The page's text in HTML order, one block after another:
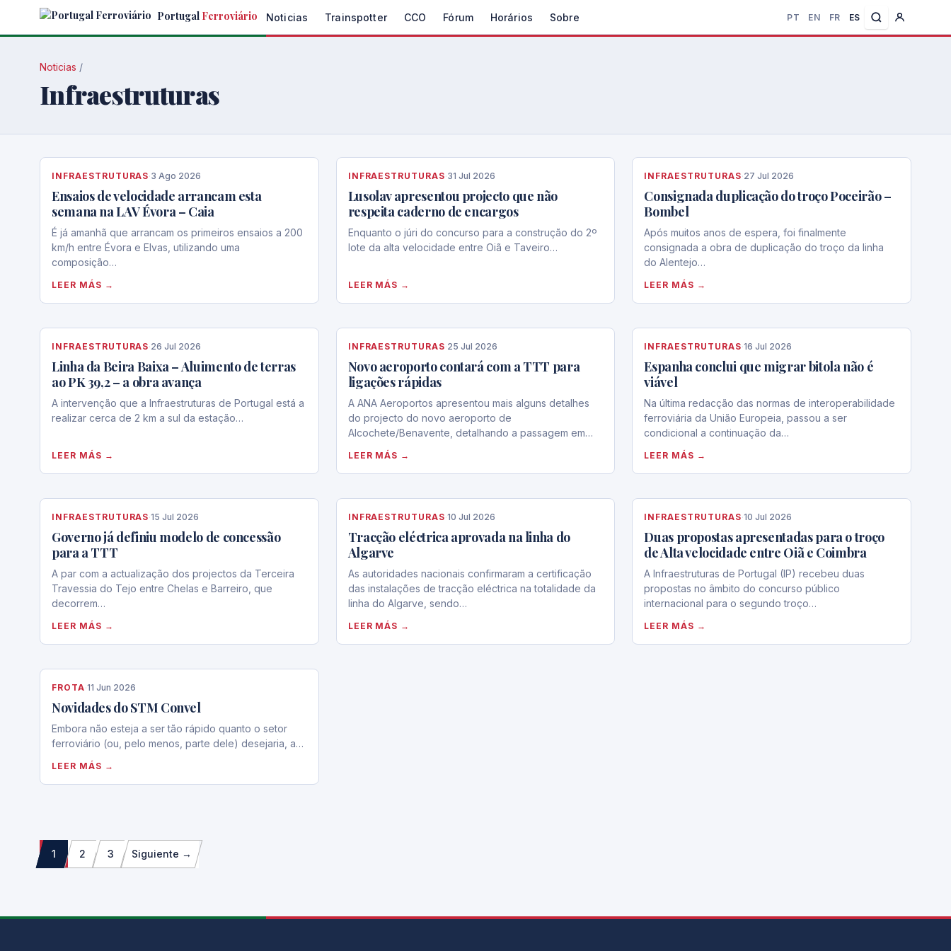
content
Portugal Ferroviário Noticias Trainspotter CCO Fórum Horários Sobre PT EN FR ES
Noticias /
Infraestruturas
INFRAESTRUTURAS·3 Ago 2026
Ensaios de velocidade arrancam esta
semana na LAV Évora – Caia
É já amanhã que arrancam os primeiros ensaios a 200
km/h entre Évora e Elvas, utilizando uma
composição…
LEER MÁS →
INFRAESTRUTURAS·31 Jul 2026
Lusolav apresentou projecto que não
respeita caderno de encargos
Enquanto o júri do concurso para a construção do 2º
lote da alta velocidade entre Oiã e Taveiro…
LEER MÁS →
INFRAESTRUTURAS·27 Jul 2026
Consignada duplicação do troço Poceirão –
Bombel
Após muitos anos de espera, foi finalmente
consignada a obra de duplicação do troço da linha
do Alentejo…
LEER MÁS →
INFRAESTRUTURAS·26 Jul 2026
Linha da Beira Baixa – Aluimento de terras
ao PK 39,2 – a obra avança
A intervenção que a Infraestruturas de Portugal está a
realizar cerca de 2 km a sul da estação…
LEER MÁS →
INFRAESTRUTURAS·25 Jul 2026
Novo aeroporto contará com a TTT para
ligações rápidas
A ANA Aeroportos apresentou mais alguns detalhes
do projecto do novo aeroporto de
Alcochete/Benavente, detalhando a passagem em…
LEER MÁS →
INFRAESTRUTURAS·16 Jul 2026
Espanha conclui que migrar bitola não é
viável
Na última redacção das normas de interoperabilidade
ferroviária da União Europeia, passou a ser
condicional a continuação da…
LEER MÁS →
INFRAESTRUTURAS·15 Jul 2026
Governo já definiu modelo de concessão
para a TTT
A par com a actualização dos projectos da Terceira
Travessia do Tejo entre Chelas e Barreiro, que
decorrem…
LEER MÁS →
INFRAESTRUTURAS·10 Jul 2026
Tracção eléctrica aprovada na linha do
Algarve
As autoridades nacionais confirmaram a certificação
das instalações de tracção eléctrica na totalidade da
linha do Algarve, sendo…
LEER MÁS →
INFRAESTRUTURAS·10 Jul 2026
Duas propostas apresentadas para o troço
de Alta velocidade entre Oiã e Coimbra
A Infraestruturas de Portugal (IP) recebeu duas
propostas no âmbito do concurso público
internacional para o segundo troço…
LEER MÁS →
FROTA·11 Jun 2026
Novidades do STM Convel
Embora não esteja a ser tão rápido quanto o setor
ferroviário (ou, pelo menos, parte dele) desejaria, a…
LEER MÁS →
Paginação
dos
1 2 3 Siguiente →